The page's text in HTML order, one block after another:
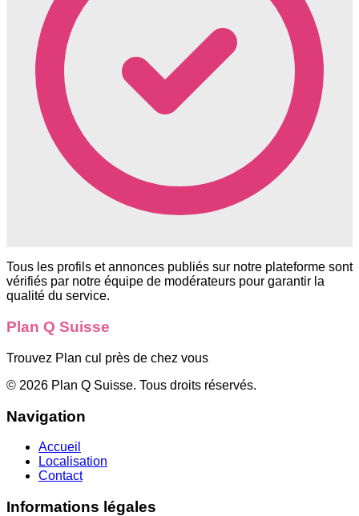
Tous les profils et annonces publiés sur notre plateforme sont
vérifiés par notre équipe de modérateurs pour garantir la
qualité du service.
Plan Q Suisse
Trouvez Plan cul près de chez vous
© 2026 Plan Q Suisse. Tous droits réservés.
Navigation
Accueil
Localisation
Contact
Informations légales